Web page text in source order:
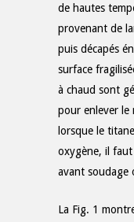
de hautes
provenant de
puis décapés
surface
à chaud sont
pour enlever le
lorsque le
oxygène, il faut
avant soudage
La Fig. 1